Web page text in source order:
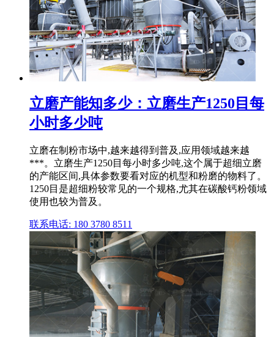
立磨产能知多少：立磨生产1250目每
小时多少吨
立磨在制粉市场中,越来越得到普及,应用领域越来越
***。立磨生产1250目每小时多少吨,这个属于超细立磨
的产能区间,具体参数要看对应的机型和粉磨的物料了。
1250目是超细粉较常见的一个规格,尤其在碳酸钙粉领域
使用也较为普及。
联系电话: 180 3780 8511